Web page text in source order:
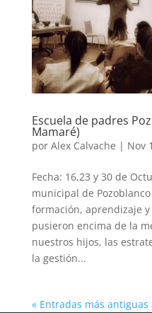
Escuela de padres
Mamaré)
por Alex Calvache | Nov
Fecha: 16,23 y 30 de
municipal de
formación, aprendizaje
pusieron encima de la
nuestros hijos, las
la gestión...
« Entradas más antiguas